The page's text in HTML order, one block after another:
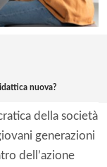
nuova?
della società
generazioni
dell’azione